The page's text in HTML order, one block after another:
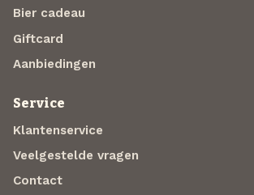
Bier cadeau
Giftcard
Aanbiedingen
Service
Klantenservice
Veelgestelde vragen
Contact